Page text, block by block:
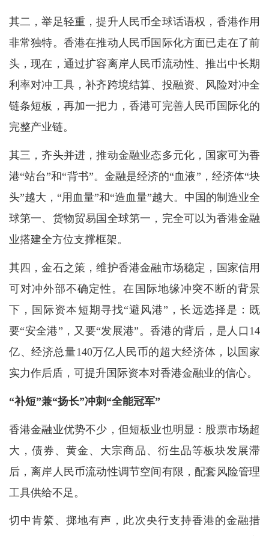
其二，举足轻重，提升人民币全球话语权，香港作用
非常独特。香港在推动人民币国际化方面已走在了前
头，现在，通过扩容离岸人民币流动性、推出中长期
利率对冲工具，补齐跨境结算、投融资、风险对冲全
链条短板，再加一把力，香港可完善人民币国际化的
完整产业链。
其三，齐头并进，推动金融业态多元化，国家可为香
港“站台”和“背书”。金融是经济的“血液”，经济体“块
头”越大，“用血量”和“造血量”越大。中国的制造业全
球第一、货物贸易国全球第一，完全可以为香港金融
业搭建全方位支撑框架。
其四，金石之策，维护香港金融市场稳定，国家信用
可对冲外部不确定性。在国际地缘冲突不断的背景
下，国际资本短期寻找“避风港”，长远选择是：既
要“安全港”，又要“发展港”。香港的背后，是人口14
亿、经济总量140万亿人民币的超大经济体，以国家
实力作后盾，可提升国际资本对香港金融业的信心。
“补短”兼“扬长”冲刺“全能冠军”
香港金融业优势不少，但短板业也明显：股票市场超
大，债券、黄金、大宗商品、衍生品等板块发展滞
后，离岸人民币流动性调节空间有限，配套风险管理
工具供给不足。
切中肯綮、掷地有声，此次央行支持香港的金融措